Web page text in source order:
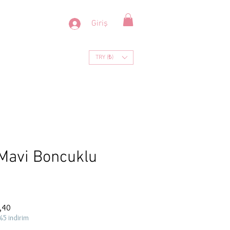
Giriş
TRY (₺)
Boncuklu
Fiyat
indirim